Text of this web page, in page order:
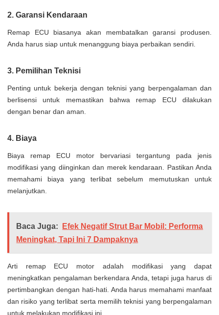
2. Garansi Kendaraan
Remap ECU biasanya akan membatalkan garansi produsen.
Anda harus siap untuk menanggung biaya perbaikan sendiri.
3. Pemilihan Teknisi
Penting untuk bekerja dengan teknisi yang berpengalaman dan
berlisensi untuk memastikan bahwa remap ECU dilakukan
dengan benar dan aman.
4. Biaya
Biaya remap ECU motor bervariasi tergantung pada jenis
modifikasi yang diinginkan dan merek kendaraan. Pastikan Anda
memahami biaya yang terlibat sebelum memutuskan untuk
melanjutkan.
Baca Juga:
Efek Negatif Strut Bar Mobil: Performa
Meningkat, Tapi Ini 7 Dampaknya
Arti remap ECU motor adalah modifikasi yang dapat
meningkatkan pengalaman berkendara Anda, tetapi juga harus di
pertimbangkan dengan hati-hati. Anda harus memahami manfaat
dan risiko yang terlibat serta memilih teknisi yang berpengalaman
untuk melakukan modifikasi ini.